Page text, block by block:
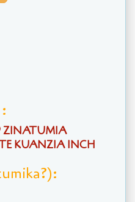
ZINATUMIA
KUANZIA INCH